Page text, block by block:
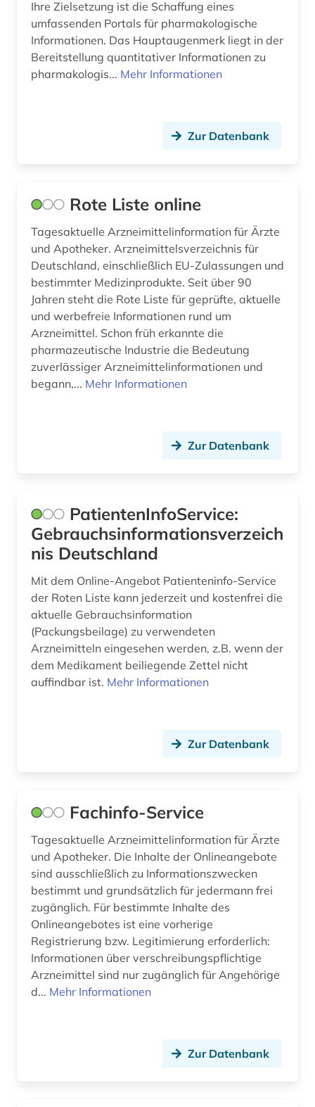
Ihre Zielsetzung ist die Schaffung eines
umfassenden Portals für pharmakologische
Informationen. Das Hauptaugenmerk liegt in der
Bereitstellung quantitativer Informationen zu
pharmakologis... Mehr Informationen
Zur Datenbank
Rote Liste online
Tagesaktuelle Arzneimittelinformation für Ärzte
und Apotheker. Arzneimittelsverzeichnis für
Deutschland, einschließlich EU-Zulassungen und
bestimmter Medizinprodukte. Seit über 90
Jahren steht die Rote Liste für geprüfte, aktuelle
und werbefreie Informationen rund um
Arzneimittel. Schon früh erkannte die
pharmazeutische Industrie die Bedeutung
zuverlässiger Arzneimittelinformationen und
begann,... Mehr Informationen
Zur Datenbank
PatientenInfoService:
Gebrauchsinformationsverzeich
nis Deutschland
Mit dem Online-Angebot Patienteninfo-Service
der Roten Liste kann jederzeit und kostenfrei die
aktuelle Gebrauchsinformation
(Packungsbeilage) zu verwendeten
Arzneimitteln eingesehen werden, z.B. wenn der
dem Medikament beiliegende Zettel nicht
auffindbar ist. Mehr Informationen
Zur Datenbank
Fachinfo-Service
Tagesaktuelle Arzneimittelinformation für Ärzte
und Apotheker. Die Inhalte der Onlineangebote
sind ausschließlich zu Informationszwecken
bestimmt und grundsätzlich für jedermann frei
zugänglich. Für bestimmte Inhalte des
Onlineangebotes ist eine vorherige
Registrierung bzw. Legitimierung erforderlich:
Informationen über verschreibungspflichtige
Arzneimittel sind nur zugänglich für Angehörige
d... Mehr Informationen
Zur Datenbank